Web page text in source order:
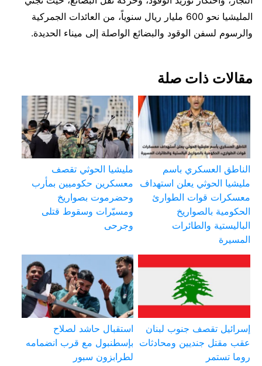
المليشيا نحو 600 مليار ريال سنوياً، من العائدات الجمركية
والرسوم لسفن الوقود والبضائع الواصلة إلى ميناء الحديدة.
مقالات ذات صلة
الناطق العسكري باسم
مليشيا الحوثي يعلن استهداف
معسكرات قوات الطوارئ
الحكومية بالصواريخ
الباليستية والطائرات
المسيرة
مليشيا الحوثي تقصف
معسكرين حكوميين بمأرب
وحضرموت بصواريخ
ومسيّرات وسقوط قتلى
وجرحى
إسرائيل تقصف جنوب لبنان
عقب مقتل جنديين ومحادثات
روما تستمر
استقبال حاشد لصلاح
بإسطنبول مع قرب انضمامه
لطرابزون سبور